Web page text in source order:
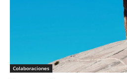
Colaboraciones